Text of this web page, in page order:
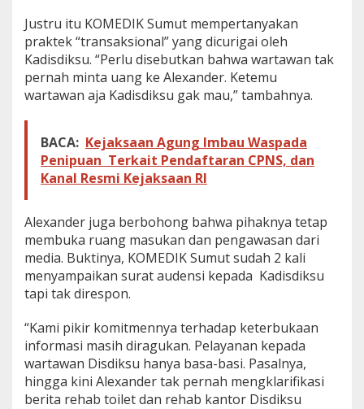
n
u
l
i
n
g
Justru itu KOMEDIK Sumut mempertanyakan
praktek “transaksional” yang dicurigai oleh
Kadisdiksu. “Perlu disebutkan bahwa wartawan tak
pernah minta uang ke Alexander. Ketemu
wartawan aja Kadisdiksu gak mau,” tambahnya.
BACA: Kejaksaan Agung Imbau Waspada
Penipuan Terkait Pendaftaran CPNS, dan
Kanal Resmi Kejaksaan RI
Alexander juga berbohong bahwa pihaknya tetap
membuka ruang masukan dan pengawasan dari
media. Buktinya, KOMEDIK Sumut sudah 2 kali
menyampaikan surat audensi kepada Kadisdiksu
tapi tak direspon.
“Kami pikir komitmennya terhadap keterbukaan
informasi masih diragukan. Pelayanan kepada
wartawan Disdiksu hanya basa-basi. Pasalnya,
hingga kini Alexander tak pernah mengklarifikasi
berita rehab toilet dan rehab kantor Disdiksu